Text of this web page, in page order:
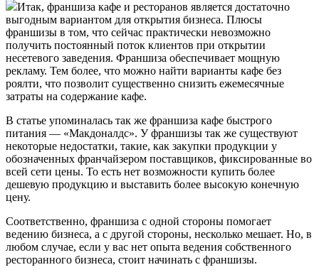
Итак, франшиза кафе и ресторанов является достаточно
выгодным вариантом для открытия бизнеса. Плюсы
франшизы в том, что сейчас практически невозможно
получить постоянный поток клиентов при открытии
несетевого заведения. Франшиза обеспечивает мощную
рекламу. Тем более, что можно найти варианты кафе без
роялти, что позволит существенно снизить ежемесячные
затраты на содержание кафе.
В статье упоминалась так же франшиза кафе быстрого
питания — «Макдоналдс». У франшизы так же существуют
некоторые недостатки, такие, как закупки продукции у
обозначенных франчайзером поставщиков, фиксированные во
всей сети цены. То есть нет возможности купить более
дешевую продукцию и выставить более высокую конечную
цену.
Соответственно, франшиза с одной стороны помогает
ведению бизнеса, а с другой стороны, несколько мешает. Но, в
любом случае, если у вас нет опыта ведения собственного
ресторанного бизнеса, стоит начинать с франшизы.